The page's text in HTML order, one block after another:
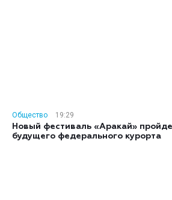
Общество
19:29
Новый фестиваль «Аракай»
будущего федерального курорта